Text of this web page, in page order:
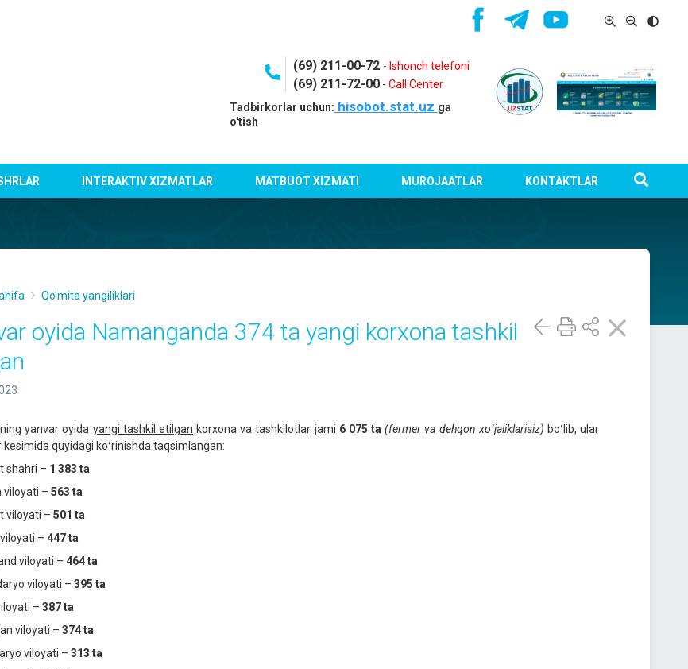
(69) 211-00-72 - Ishonch telefoni
(69) 211-72-00- Call Center
Tadbirkorlar uchun: hisobot.stat.uz ga
o'tish
INTERAKTIV XIZMATLAR MATBUOT XIZMATI MUROJAATLAR KONTAKTLAR
Qo'mita yangiliklari
oyida Namanganda 374 ta yangi korxona tashkil
yanvar oyida yangi tashkil etilgan korxona va tashkilotlar jami 6 075 ta(fermer va dehqon xoʻjaliklarisiz) boʻlib, ular
kesimida quyidagi koʻrinishda taqsimlangan:
shahri – 1 383 ta
viloyati – 563 ta
viloyati – 501 ta
– 447 ta
viloyati – 464 ta
viloyati – 395 ta
– 387ta
viloyati – 374 ta
viloyati – 313 ta